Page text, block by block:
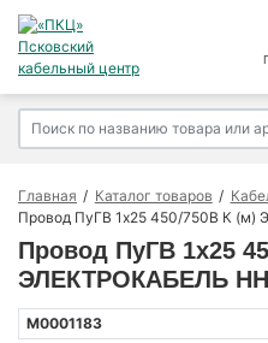
Главная Каталог товаров
Провод ПуГВ 1х25 450/750В К
Провод ПуГВ 1х25
ЭЛЕКТРОКАБЕЛЬ НН
M0001183